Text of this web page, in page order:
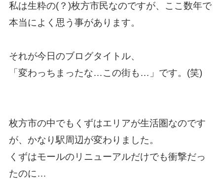
私は生粋の(？)枚方市民なのですが、ここ数年で
本当によく思う事があります。
それが今日のブログタイトル、
「変わっちまったな…この街も…」です。(笑)
枚方市の中でもくずはエリアが生活圏なのです
が、かなり駅周辺が変わりました。
くずはモールのリニューアルだけでも衝撃だっ
たのに…